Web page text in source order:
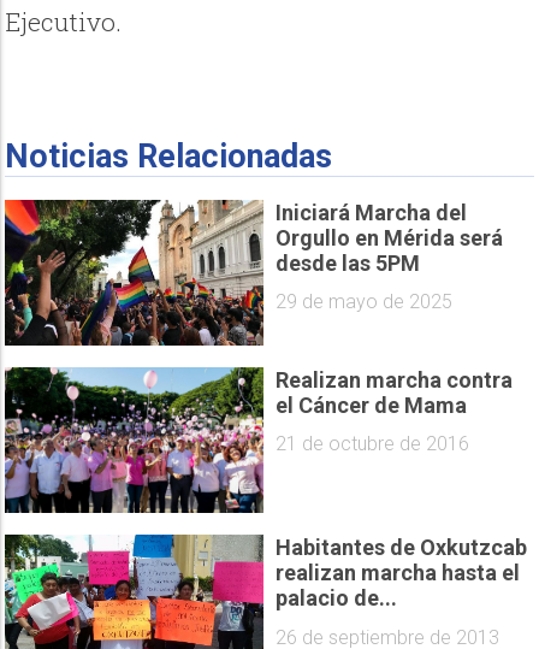
Ejecutivo.
Noticias Relacionadas
Iniciará Marcha del
Orgullo en Mérida será
desde las 5PM
29 de mayo de 2025
Realizan marcha contra
el Cáncer de Mama
21 de octubre de 2016
Habitantes de Oxkutzcab
realizan marcha hasta el
palacio de...
26 de septiembre de 2013